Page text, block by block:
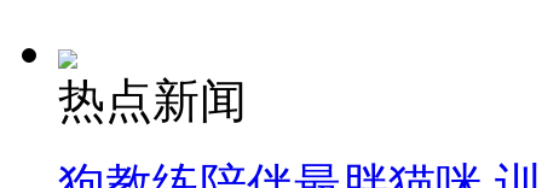
热点新闻